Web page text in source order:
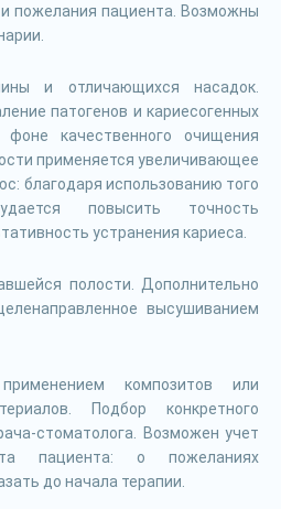
пожелания пациента. Возможны
и отличающихся насадок.
патогенов и кариесогенных
фоне качественного очищения
применяется увеличивающее
благодаря использованию того
повысить точность
устранения кариеса.
полости. Дополнительно
высушиванием
композитов или
Подбор конкретного
стоматолога. Возможен учет
пациента: о пожеланиях
до начала терапии.